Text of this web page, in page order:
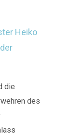
die
des